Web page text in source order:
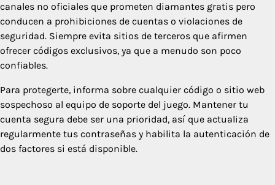
canales no oficiales que prometen diamantes gratis pero
conducen a prohibiciones de cuentas o violaciones de
seguridad. Siempre evita sitios de terceros que afirmen
ofrecer códigos exclusivos, ya que a menudo son poco
confiables.
Para protegerte, informa sobre cualquier código o sitio web
sospechoso al equipo de soporte del juego. Mantener tu
cuenta segura debe ser una prioridad, así que actualiza
regularmente tus contraseñas y habilita la autenticación de
dos factores si está disponible.